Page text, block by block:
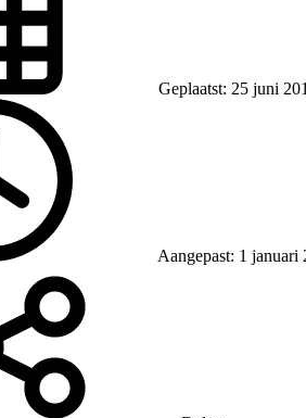
Geplaatst: 25 juni
Aangepast: 1 januari